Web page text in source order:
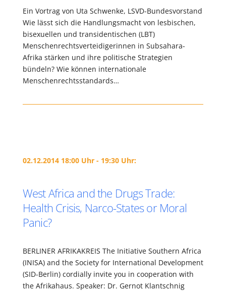
Ein Vortrag von Uta Schwenke, LSVD-Bundesvorstand
Wie lässt sich die Handlungsmacht von lesbischen,
bisexuellen und transidentischen (LBT)
Menschenrechtsverteidigerinnen in Subsahara-
Afrika stärken und ihre politische Strategien
bündeln? Wie können internationale
Menschenrechtsstandards…
02.12.2014 18:00 Uhr - 19:30 Uhr:
West Africa and the Drugs Trade:
Health Crisis, Narco-States or Moral
Panic?
BERLINER AFRIKAKREIS The Initiative Southern Africa
(INISA) and the Society for International Development
(SID-Berlin) cordially invite you in cooperation with
the Afrikahaus. Speaker: Dr. Gernot Klantschnig